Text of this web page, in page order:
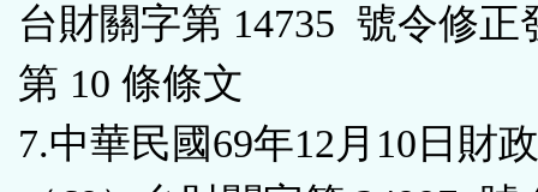
台財關字第 14735 號令修正
第 10 條條文
7.中華民國69年12月10日財